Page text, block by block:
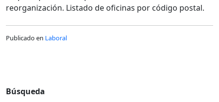
reorganización. Listado de oficinas por código postal.
Publicado en Laboral
Búsqueda